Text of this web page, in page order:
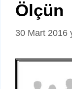
Ölçün
30 Mart 2016